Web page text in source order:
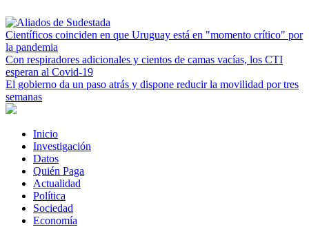
Científicos coinciden en que Uruguay está en "momento crítico" por
la pandemia
Con respiradores adicionales y cientos de camas vacías, los CTI
esperan al Covid-19
El gobierno da un paso atrás y dispone reducir la movilidad por tres
semanas
Inicio
Investigación
Datos
Quién Paga
Actualidad
Política
Sociedad
Economía